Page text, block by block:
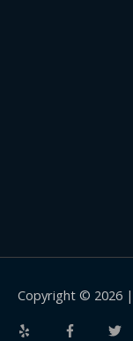
Copyright © 2026 |